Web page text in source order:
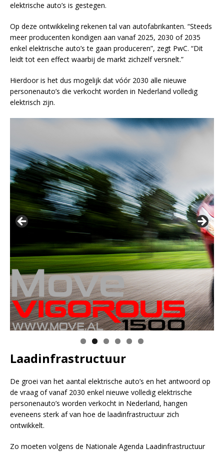
elektrische auto’s is gestegen.
Op deze ontwikkeling rekenen tal van autofabrikanten. “Steeds
meer producenten kondigen aan vanaf 2025, 2030 of 2035
enkel elektrische auto’s te gaan produceren”, zegt PwC. “Dit
leidt tot een effect waarbij de markt zichzelf versnelt.”
Hierdoor is het dus mogelijk dat vóór 2030 alle nieuwe
personenauto’s die verkocht worden in Nederland volledig
elektrisch zijn.
Klik op de foto voor meer informatie
Laadinfrastructuur
De groei van het aantal elektrische auto’s en het antwoord op
de vraag of vanaf 2030 enkel nieuwe volledig elektrische
personenauto’s worden verkocht in Nederland, hangen
eveneens sterk af van hoe de laadinfrastructuur zich
ontwikkelt.
Zo moeten volgens de Nationale Agenda Laadinfrastructuur